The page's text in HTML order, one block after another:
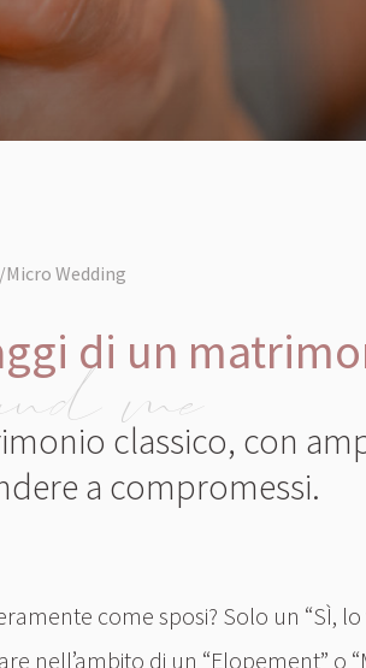
Wedding
di un
classico, con
a compromessi.
me
come sposi? Solo un “SÌ,
nell’ambito di un “Elopement” o